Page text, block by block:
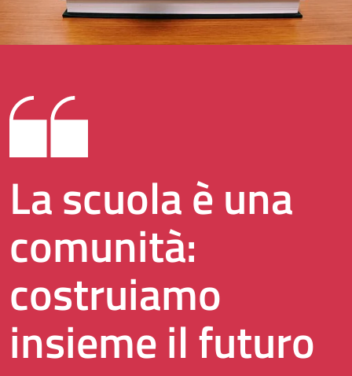
La scuola è una
comunità:
costruiamo
insieme il futuro